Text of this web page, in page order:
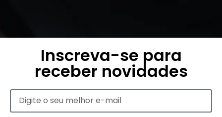
Inscreva-se para
receber novidades